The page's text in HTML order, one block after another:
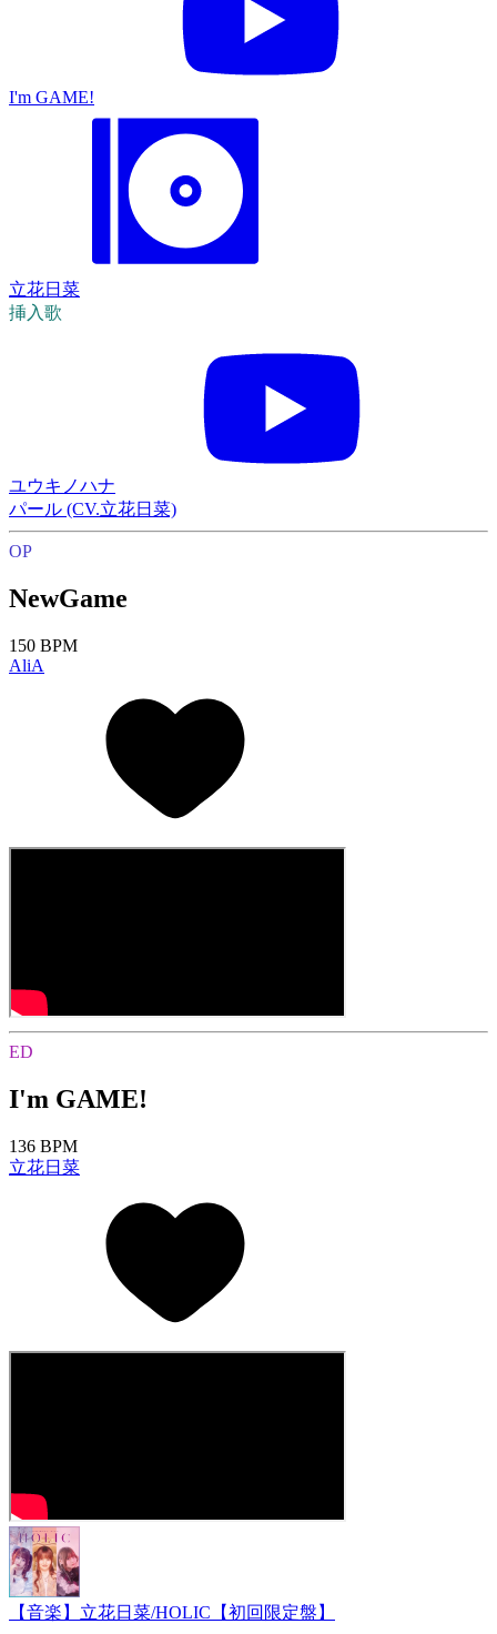
I'm GAME!
立花日菜
挿入歌
ユウキノハナ
パール (CV.立花日菜)
OP
NewGame
150 BPM
AliA
ED
I'm GAME!
136 BPM
立花日菜
【音楽】立花日菜/HOLIC【初回限定盤】